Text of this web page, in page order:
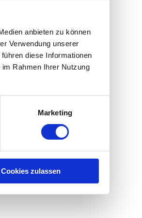
anbieten zu können
Verwendung unserer
diese Informationen
Rahmen Ihrer Nutzung
Marketing
Cookies zulassen